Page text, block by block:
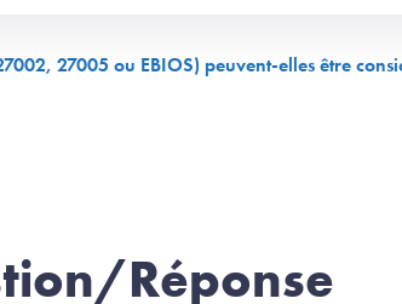
27005 ou EBIOS) peuvent-elles être
Réponse